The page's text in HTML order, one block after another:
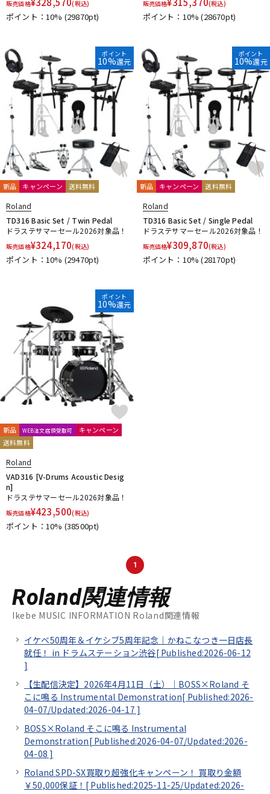
販売価格 (税込)
ポイント：10% (29870pt)
販売価格 (税込)
ポイント：10%(28670pt)
ポイント
10%還元
新品 キャンペーン 送料無料
Roland
TD316 Basic Set / Twin Pedal
ドラステサマーセール2026対象品！
販売価格¥324,170(税込)
ポイント：10% (29470pt)
ポイント
10%還元
新品 キャンペーン 送料無料
Roland
TD316 Basic Set / Single Pedal
ドラステサマーセール2026対象品！
販売価格¥309,870(税込)
ポイント：10%(28170pt)
ポイント
10%還元
新品 WEB注文店頭受取可
キャンペーン
送料無料
Roland
VAD316 [V-Drums Acoustic Desig
n]
ドラステサマーセール2026対象品！
販売価格¥423,500(税込)
ポイント：10% (38500pt)
1
Roland関連情報
Ikebe MUSIC INFORMATION Roland関連情報
イケベ50周年＆イケシブ5周年記念｜かねこなつき一日店長
就任！ in ドラムステーション渋谷[ Published:2026-06-12
]
【生配信決定】2026年4月11日（土）｜BOSS×Roland そ
こに鳴る Instrumental Demonstration[ Published:2026-
04-07/Updated:2026-04-17 ]
BOSS×Roland そこに鳴る Instrumental
Demonstration[ Published:2026-04-07/Updated:2026-
04-08 ]
Roland SPD-SX買取り超強化キャンペーン！ 買取り金額
￥50,000保証！[ Published:2025-11-25/Updated:2026-